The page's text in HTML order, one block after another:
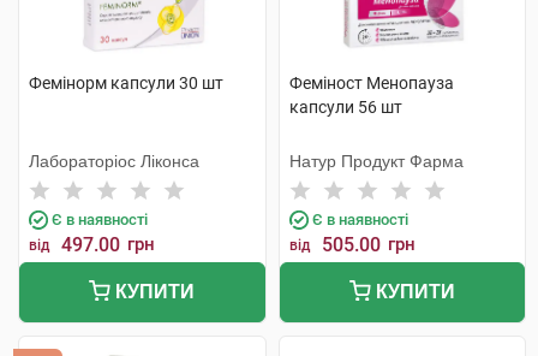
Фемінорм капсули 30 шт
Лабораторіос Ліконса
Є в наявності
від 497.00 грн
КУПИТИ
Феміност Менопауза
капсули 56 шт
Натур Продукт Фарма
Є в наявності
від 505.00 грн
КУПИТИ